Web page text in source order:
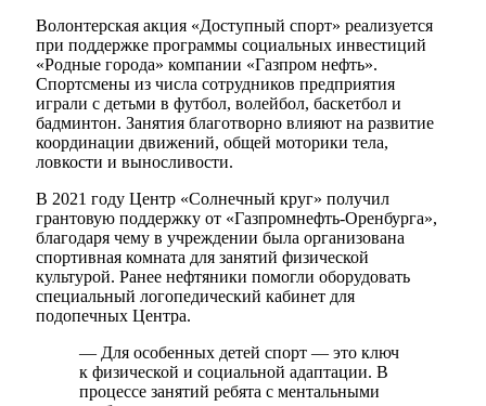
Волонтерская акция «Доступный спорт» реализуется
при поддержке программы социальных инвестиций
«Родные города» компании «Газпром нефть».
Спортсмены из числа сотрудников предприятия
играли с детьми в футбол, волейбол, баскетбол и
бадминтон. Занятия благотворно влияют на развитие
координации движений, общей моторики тела,
ловкости и выносливости.
В 2021 году Центр «Солнечный круг» получил
грантовую поддержку от «Газпромнефть-Оренбурга»,
благодаря чему в учреждении была организована
спортивная комната для занятий физической
культурой. Ранее нефтяники помогли оборудовать
специальный логопедический кабинет для
подопечных Центра.
— Для особенных детей спорт — это ключ
к физической и социальной адаптации. В
процессе занятий ребята с ментальными